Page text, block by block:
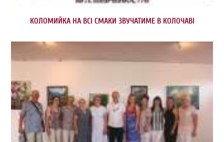
КОЛОМИЙКА НА ВСІ СМАКИ ЗВУЧАТИМЕ В КОЛОЧАВІ